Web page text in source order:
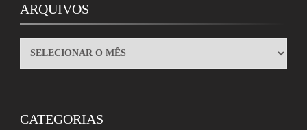
ARQUIVOS
ARQUIVOS
CATEGORIAS